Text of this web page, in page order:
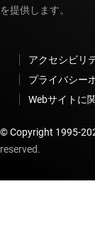
を提供します。
アクセシビリ
プライバシー
Webサイトに
© Copyright 1995-
reserved.